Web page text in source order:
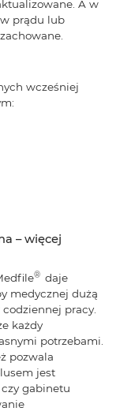
A w
prądu lub
wcześniej
– więcej
® daje
medycznej dużą
pracy.
każdy
potrzebami.
pozwala
jest
gabinetu